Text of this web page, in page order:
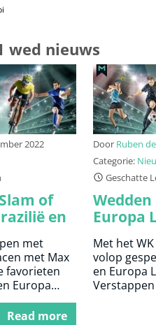
wed nieuws
2022
of
en
Europa
met
met Max
favorieten
Europa
Read more
Door Ruben
Categorie:
Geschatte
Europa
Grand
Darts
Met het
volop
en Europa